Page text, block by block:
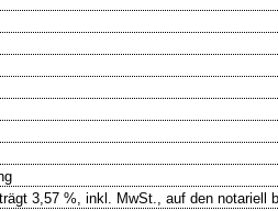
3,57 %, inkl. MwSt., auf den notariell